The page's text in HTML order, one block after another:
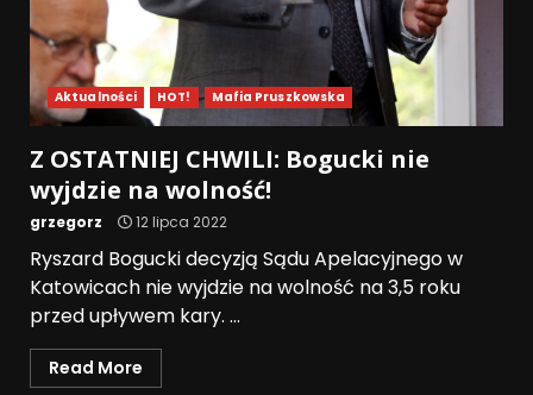
Aktualności HOT! Mafia Pruszkowska
Z OSTATNIEJ CHWILI: Bogucki nie
wyjdzie na wolność!
grzegorz 12 lipca 2022
Ryszard Bogucki decyzją Sądu Apelacyjnego w
Katowicach nie wyjdzie na wolność na 3,5 roku
przed upływem kary. ...
Read More